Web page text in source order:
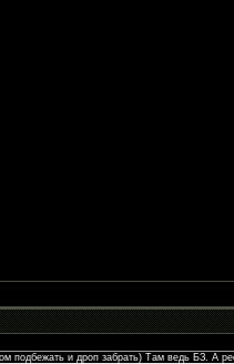
подбежать и дроп забрать) Там ведь БЗ. А